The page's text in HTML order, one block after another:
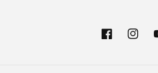
Facebook